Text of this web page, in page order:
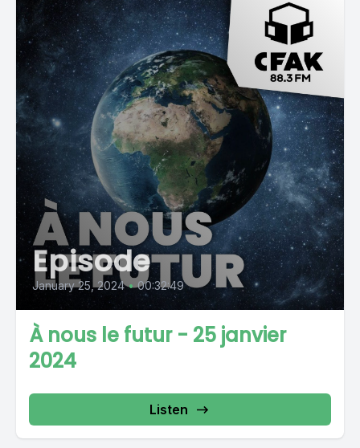
Episode
January 25, 2024 • 00:32:49
À nous le futur - 25 janvier
2024
Listen